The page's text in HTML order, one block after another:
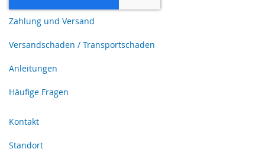
Zahlung und Versand
Versandschaden / Transportschaden
Anleitungen
Häufige Fragen
Kontakt
Standort